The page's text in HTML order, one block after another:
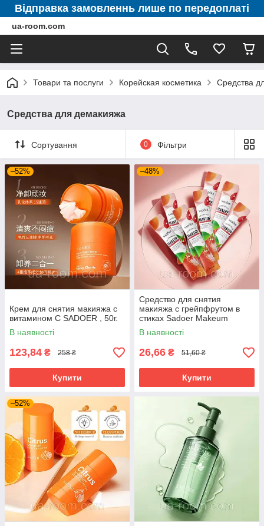
Відправка замовленнь лише по передоплаті
ua-room.com
Товари та послуги Корейская косметика Средства
Средства для демакияжа
Сортування 0 Фільтри
–52%
Крем для снятия макияжа с
витамином С SADOER , 50г.
В наявності
123,84 ₴ 258 ₴
Купити
–48%
Средство для снятия
макияжа с грейпфрутом в
стиках Sadoer Makeum
Remover Lotion, 10*5 мл.
В наявності
26,66 ₴ 51,60 ₴
Купити
–52%